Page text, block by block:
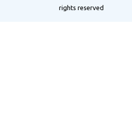
rights reserved